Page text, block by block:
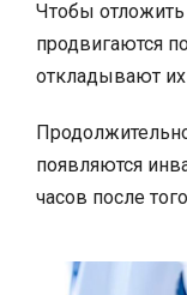
Чтобы
продвигаются
откладывают их
появляются
часов после